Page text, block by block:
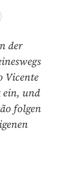
der
Vicente
und
folgen